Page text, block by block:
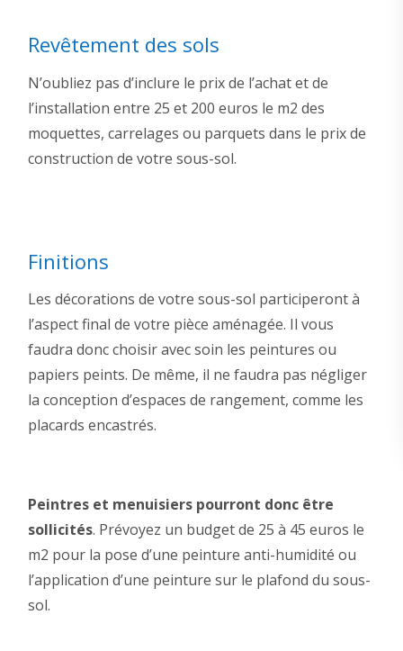
Revêtement des sols
N’oubliez pas d’inclure le prix de l’achat et de
l’installation entre 25 et 200 euros le m2 des
moquettes, carrelages ou parquets dans le prix de
construction de votre sous-sol.
Finitions
Les décorations de votre sous-sol participeront à
l’aspect final de votre pièce aménagée. Il vous
faudra donc choisir avec soin les peintures ou
papiers peints. De même, il ne faudra pas négliger
la conception d’espaces de rangement, comme les
placards encastrés.
Peintres et menuisiers pourront donc être
sollicités. Prévoyez un budget de 25 à 45 euros le
m2 pour la pose d’une peinture anti-humidité ou
l’application d’une peinture sur le plafond du sous-
sol.